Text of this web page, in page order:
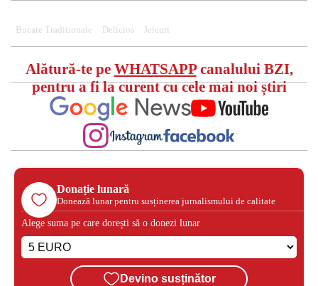
Bucate Traditionale Delicios Jeleuri
Alătură-te pe WHATSAPPcanalului BZI,
pentru a fi la curent cu cele mai noi știri
Donație lunară
Donează lunar pentru susținerea jurnalismului de calitate
Alege suma pe care dorești să o donezi lunar
Devino susținător